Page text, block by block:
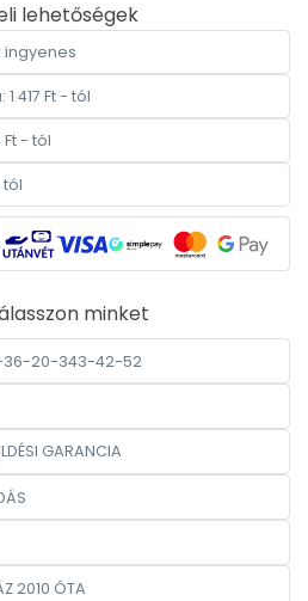
lehetőségek
ingyenes
417 Ft - tól
- tól
tól
minket
+36-20-343-42-52
GARANCIA
2010 ÓTA